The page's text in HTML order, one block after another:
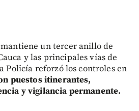
un tercer anillo de
y las principales vías de
Policía reforzó los controles en
puestos itinerantes,
y vigilancia permanente.